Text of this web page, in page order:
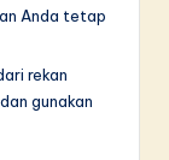
Anda tetap
rekan
gunakan